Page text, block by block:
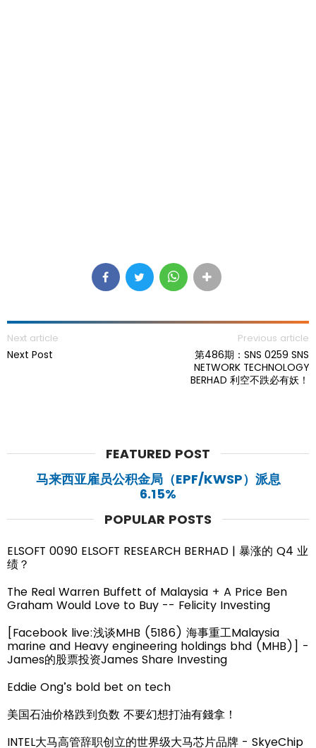
Next article
Next Post
Previous article
第486期：SNS 0259 SNS
NETWORK TECHNOLOGY
BERHAD 利空不跌必有妖！
FEATURED POST
马来西亚雇员公积金局（EPF/KWSP）派息
6.15%
POPULAR POSTS
ELSOFT 0090 ELSOFT RESEARCH BERHAD | 暴涨的 Q4 业
绩？
The Real Warren Buffett of Malaysia + A Price Ben
Graham Would Love to Buy -- Felicity Investing
[Facebook live:浅谈MHB (5186) 海事重工Malaysia
marine and Heavy engineering holdings bhd (MHB)] -
James的股票投资James Share Investing
Eddie Ong’s bold bet on tech
美国石油价格跌到负数 不要幻想打油有錢拿！
INTEL大马高管辞职创立的世界级大马芯片品牌 - SkyeChip